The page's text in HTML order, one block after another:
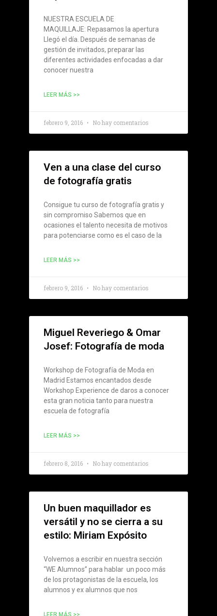
NUESTRA ESCUELA DE
MAQUILLAJE: Repasamos la apertura
Llegó el día. Después de semanas de
gestión de invitados, preparar las
diferentes actividades enfocadas a dar
conocer nuestra
LEER MÁS >>
febrero 9, 2016 No hay comentarios
Ven a una clase del curso
de fotografía gratis
Consigue tu curso de fotografía gratis y
sin compromiso Sabemos que en
ocasiones el talento necesita de motivos
para potenciarse como es el caso de la
LEER MÁS >>
febrero 9, 2016 No hay comentarios
Miguel Reveriego & Omar
Josef: Fotografía de moda
Workshop de Fotografía de Moda en
Madrid Estamos encantados desde
Workshop Experience de daros a conocer
esta gran noticia tanto para nuestra
escuela de fotografía
LEER MÁS >>
febrero 8, 2016 No hay comentarios
Un buen maquillador es
versátil y no se cierra a su
estilo: Miriam Expósito
Volvemos a escribir en nuestra sección
“WE Alumnos” para hablar un poco más
de los protagonistas de la escuela, los
alumnos y ex alumnos que nos